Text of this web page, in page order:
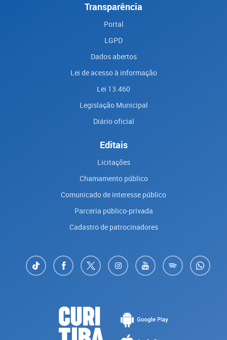
Transparência
Portal
LGPD
Dados abertos
Lei de acesso à informação
Lei 13.460
Legislação Municipal
Diário oficial
Editais
Licitações
Chamamento público
Comunicado de interesse público
Parceria público-privada
Cadastro de patrocinadores